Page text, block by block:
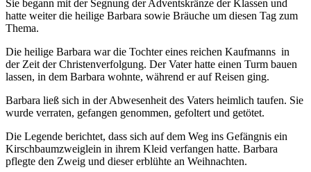
Sie begann mit der Segnung der Adventskränze der Klassen und
hatte weiter die heilige Barbara sowie Bräuche um diesen Tag zum
Thema.
Die heilige Barbara war die Tochter eines reichen Kaufmanns in
der Zeit der Christenverfolgung. Der Vater hatte einen Turm bauen
lassen, in dem Barbara wohnte, während er auf Reisen ging.
Barbara ließ sich in der Abwesenheit des Vaters heimlich taufen. Sie
wurde verraten, gefangen genommen, gefoltert und getötet.
Die Legende berichtet, dass sich auf dem Weg ins Gefängnis ein
Kirschbaumzweiglein in ihrem Kleid verfangen hatte. Barbara
pflegte den Zweig und dieser erblühte an Weihnachten.